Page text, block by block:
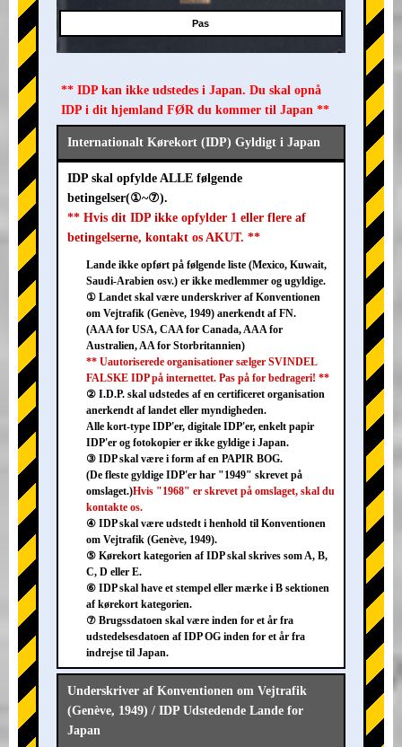
Pas
** IDP kan ikke udstedes i Japan. Du skal opnå
IDP i dit hjemland FØR du kommer til Japan **
Internationalt Kørekort (IDP) Gyldigt i Japan
IDP skal opfylde ALLE følgende
betingelser(①~⑦).
** Hvis dit IDP ikke opfylder 1 eller flere af
betingelserne, kontakt os AKUT. **
Lande ikke opført på følgende liste (Mexico, Kuwait,
Saudi-Arabien osv.) er ikke medlemmer og ugyldige.
① Landet skal være underskriver af Konventionen
om Vejtrafik (Genève, 1949) anerkendt af FN.
(AAA for USA, CAA for Canada, AAA for
Australien, AA for Storbritannien)
** Uautoriserede organisationer sælger SVINDEL
FALSKE IDP på internettet. Pas på for bedrageri! **
② I.D.P. skal udstedes af en certificeret organisation
anerkendt af landet eller myndigheden.
Alle kort-type IDP'er, digitale IDP'er, enkelt papir
IDP'er og fotokopier er ikke gyldige i Japan.
③ IDP skal være i form af en PAPIR BOG.
(De fleste gyldige IDP'er har "1949" skrevet på
omslaget.)Hvis "1968" er skrevet på omslaget, skal du
kontakte os.
④ IDP skal være udstedt i henhold til Konventionen
om Vejtrafik (Genève, 1949).
⑤ Kørekort kategorien af IDP skal skrives som A, B,
C, D eller E.
⑥ IDP skal have et stempel eller mærke i B sektionen
af kørekort kategorien.
⑦ Brugssdatoen skal være inden for et år fra
udstedelsesdatoen af IDP OG inden for et år fra
indrejse til Japan.
Underskriver af Konventionen om Vejtrafik
(Genève, 1949) / IDP Udstedende Lande for
Japan